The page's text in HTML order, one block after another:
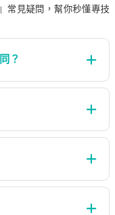
常見疑問，幫你秒懂專技
？